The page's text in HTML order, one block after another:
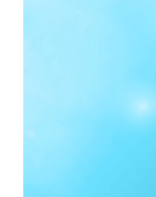
ผลการบริหารและ